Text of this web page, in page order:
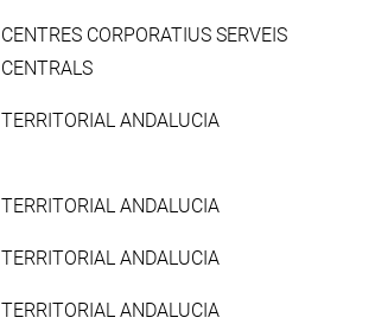
CENTRES CORPORATIUS SERVEIS
CENTRALS
TERRITORIAL ANDALUCIA
TERRITORIAL ANDALUCIA
TERRITORIAL ANDALUCIA
TERRITORIAL ANDALUCIA